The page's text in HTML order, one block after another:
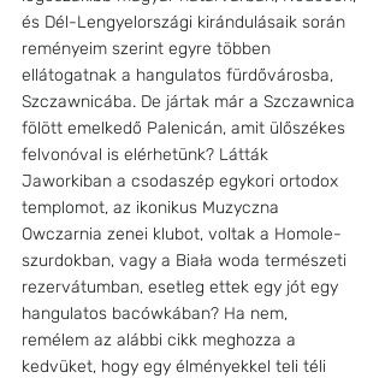
és Dél-Lengyelországi kirándulásaik során
reményeim szerint egyre többen
ellátogatnak a hangulatos fürdővárosba,
Szczawnicába. De jártak már a Szczawnica
fölött emelkedő Palenicán, amit ülőszékes
felvonóval is elérhetünk? Látták
Jaworkiban a csodaszép egykori ortodox
templomot, az ikonikus Muzyczna
Owczarnia zenei klubot, voltak a Homole-
szurdokban, vagy a Biała woda természeti
rezervátumban, esetleg ettek egy jót egy
hangulatos bacówkában? Ha nem,
remélem az alábbi cikk meghozza a
kedvüket, hogy egy élményekkel teli téli